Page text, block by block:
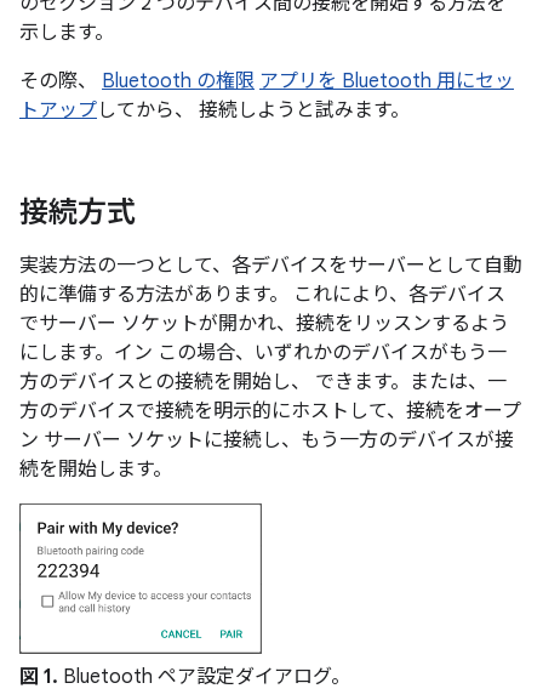
示します。
その際、 Bluetooth の権限 アプリを Bluetooth 用にセッ
トアップしてから、 接続しようと試みます。
接続方式
実装方法の一つとして、各デバイスをサーバーとして自動
的に準備する方法があります。 これにより、各デバイス
でサーバー ソケットが開かれ、接続をリッスンするよう
にします。イン この場合、いずれかのデバイスがもう一
方のデバイスとの接続を開始し、 できます。または、一
方のデバイスで接続を明示的にホストして、接続をオープ
ン サーバー ソケットに接続し、もう一方のデバイスが接
続を開始します。
図 1. Bluetooth ペア設定ダイアログ。